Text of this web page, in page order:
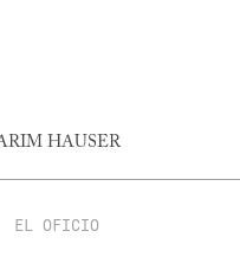
HAUSER
EL OFICIO